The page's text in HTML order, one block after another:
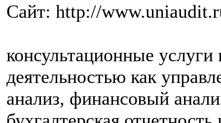
Сайт: http://
консультационные услуги
деятельностью как
анализ, финансовый